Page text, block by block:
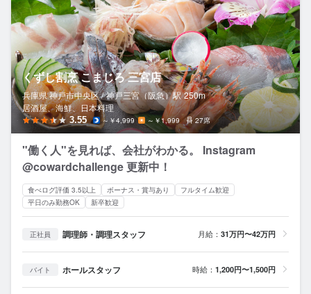
くずし割烹 こまじろ 三宮店
兵庫県 神戸市中央区 / 神戸三宮（阪急）駅 250m
居酒屋、海鮮、日本料理
3.55 ～￥4,999 ～￥1,999 27席
"働く人"を見れば、会社がわかる。 Instagram
@cowardchallenge 更新中！
食べログ評価 3.5以上 ボーナス・賞与あり
フルタイム歓迎
平日のみ勤務OK
新卒歓迎
正社員 調理師・調理スタッフ 月給： 31万円〜42万円
バイト ホールスタッフ 時給： 1,200円〜1,500円